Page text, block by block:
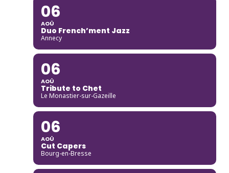
06
AOÛ
Duo French’ment Jazz
Annecy
06
AOÛ
Tribute to Chet
Le Monastier-sur-Gazeille
06
AOÛ
Cut Capers
Bourg-en-Bresse